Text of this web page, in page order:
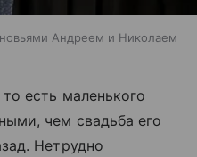
Андреем и Николаем
есть маленького
чем свадьба его
Нетрудно